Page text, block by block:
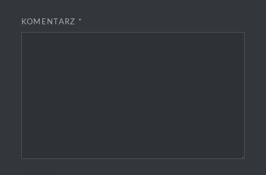
KOMENTARZ *